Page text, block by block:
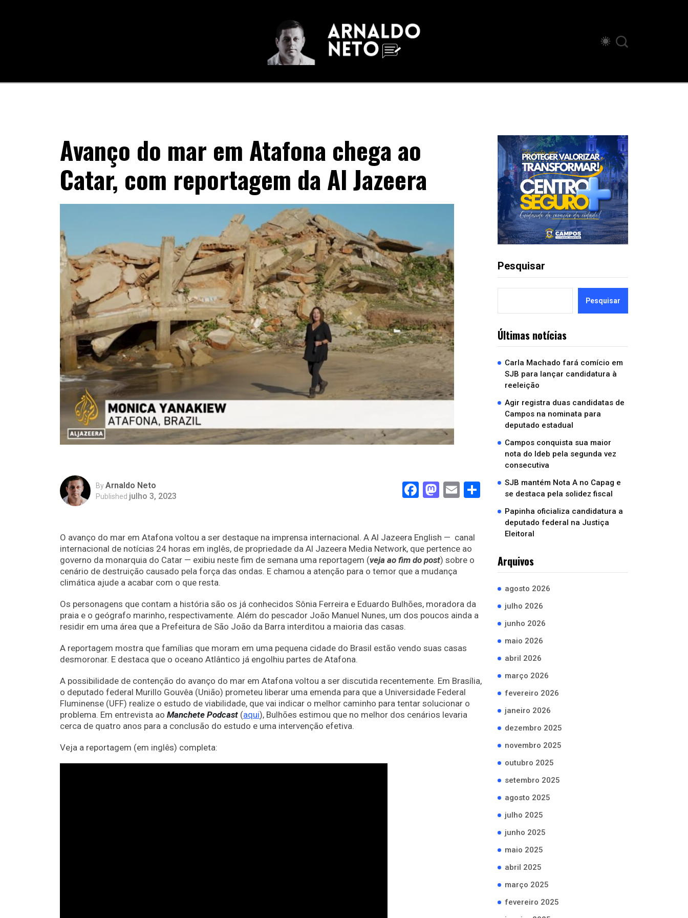
Avanço do mar em Atafona chega ao
Catar, com reportagem da Al Jazeera
ByArnaldo Neto
Published julho 3, 2023 Facebook
Mastodon
EmailCompartilhar
O avanço do mar em Atafona voltou a ser destaque na imprensa internacional. A Al Jazeera English — canal
internacional de notícias 24 horas em inglês, de propriedade da Al Jazeera Media Network, que pertence ao
governo da monarquia do Catar — exibiu neste fim de semana uma reportagem (veja ao fim do post) sobre o
cenário de destruição causado pela força das ondas. E chamou a atenção para o temor que a mudança
climática ajude a acabar com o que resta.
Os personagens que contam a história são os já conhecidos Sônia Ferreira e Eduardo Bulhões, moradora da
praia e o geógrafo marinho, respectivamente. Além do pescador João Manuel Nunes, um dos poucos ainda a
residir em uma área que a Prefeitura de São João da Barra interditou a maioria das casas.
A reportagem mostra que famílias que moram em uma pequena cidade do Brasil estão vendo suas casas
desmoronar. E destaca que o oceano Atlântico já engolhiu partes de Atafona.
A possibilidade de contenção do avanço do mar em Atafona voltou a ser discutida recentemente. Em Brasília,
o deputado federal Murillo Gouvêa (União) prometeu liberar uma emenda para que a Universidade Federal
Fluminense (UFF) realize o estudo de viabilidade, que vai indicar o melhor caminho para tentar solucionar o
problema. Em entrevista ao Manchete Podcast (aqui), Bulhões estimou que no melhor dos cenários levaria
cerca de quatro anos para a conclusão do estudo e uma intervenção efetiva.
Veja a reportagem (em inglês) completa:
Pesquisar
Pesquisar
Últimas notícias
Carla Machado fará comício em
SJB para lançar candidatura à
reeleição
Agir registra duas candidatas de
Campos na nominata para
deputado estadual
Campos conquista sua maior
nota do Ideb pela segunda vez
consecutiva
SJB mantém Nota A no Capag e
se destaca pela solidez fiscal
Papinha oficializa candidatura a
deputado federal na Justiça
Eleitoral
Arquivos
agosto 2026
julho 2026
junho 2026
maio 2026
abril 2026
março 2026
fevereiro 2026
janeiro 2026
dezembro 2025
novembro 2025
outubro 2025
setembro 2025
agosto 2025
julho 2025
junho 2025
maio 2025
abril 2025
março 2025
fevereiro 2025